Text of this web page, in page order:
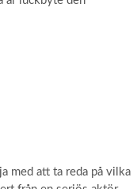
med att ta reda på vilka